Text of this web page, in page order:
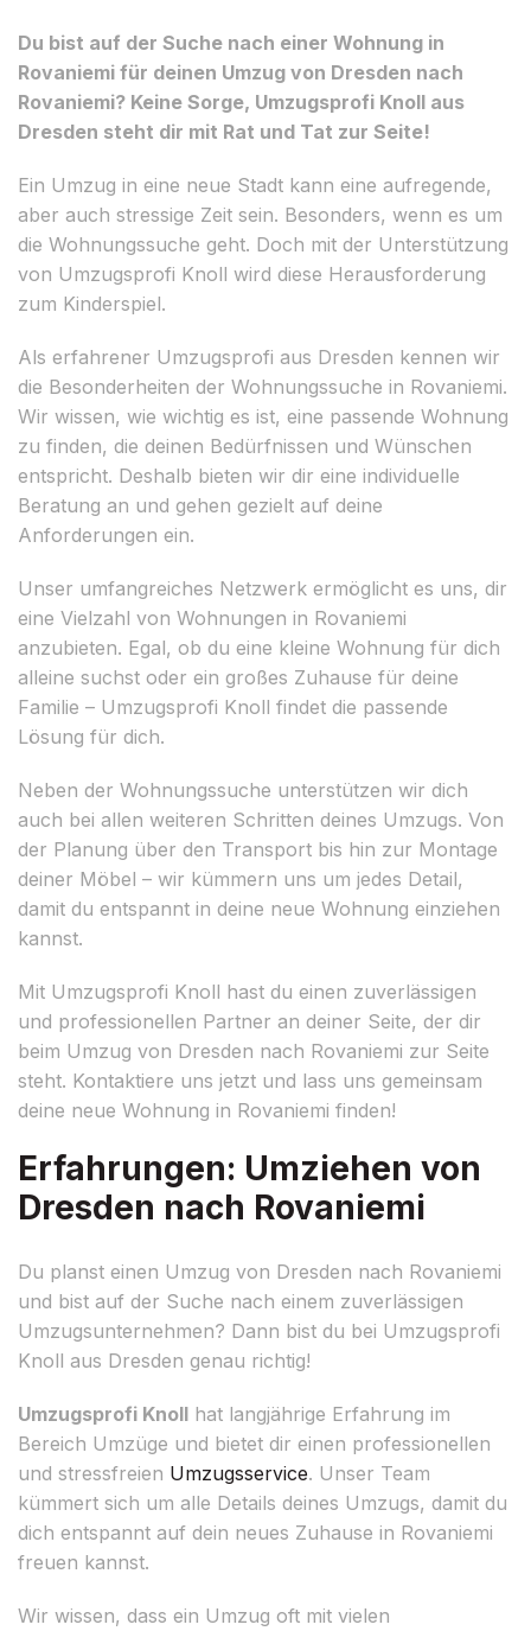
Du bist auf der Suche nach einer Wohnung in
Rovaniemi für deinen Umzug von Dresden nach
Rovaniemi? Keine Sorge, Umzugsprofi Knoll aus
Dresden steht dir mit Rat und Tat zur Seite!
Ein Umzug in eine neue Stadt kann eine aufregende,
aber auch stressige Zeit sein. Besonders, wenn es um
die Wohnungssuche geht. Doch mit der Unterstützung
von Umzugsprofi Knoll wird diese Herausforderung
zum Kinderspiel.
Als erfahrener Umzugsprofi aus Dresden kennen wir
die Besonderheiten der Wohnungssuche in Rovaniemi.
Wir wissen, wie wichtig es ist, eine passende Wohnung
zu finden, die deinen Bedürfnissen und Wünschen
entspricht. Deshalb bieten wir dir eine individuelle
Beratung an und gehen gezielt auf deine
Anforderungen ein.
Unser umfangreiches Netzwerk ermöglicht es uns, dir
eine Vielzahl von Wohnungen in Rovaniemi
anzubieten. Egal, ob du eine kleine Wohnung für dich
alleine suchst oder ein großes Zuhause für deine
Familie – Umzugsprofi Knoll findet die passende
Lösung für dich.
Neben der Wohnungssuche unterstützen wir dich
auch bei allen weiteren Schritten deines Umzugs. Von
der Planung über den Transport bis hin zur Montage
deiner Möbel – wir kümmern uns um jedes Detail,
damit du entspannt in deine neue Wohnung einziehen
kannst.
Mit Umzugsprofi Knoll hast du einen zuverlässigen
und professionellen Partner an deiner Seite, der dir
beim Umzug von Dresden nach Rovaniemi zur Seite
steht. Kontaktiere uns jetzt und lass uns gemeinsam
deine neue Wohnung in Rovaniemi finden!
Erfahrungen: Umziehen von
Dresden nach Rovaniemi
Du planst einen Umzug von Dresden nach Rovaniemi
und bist auf der Suche nach einem zuverlässigen
Umzugsunternehmen? Dann bist du bei Umzugsprofi
Knoll aus Dresden genau richtig!
Umzugsprofi Knoll hat langjährige Erfahrung im
Bereich Umzüge und bietet dir einen professionellen
und stressfreien Umzugsservice. Unser Team
kümmert sich um alle Details deines Umzugs, damit du
dich entspannt auf dein neues Zuhause in Rovaniemi
freuen kannst.
Wir wissen, dass ein Umzug oft mit vielen